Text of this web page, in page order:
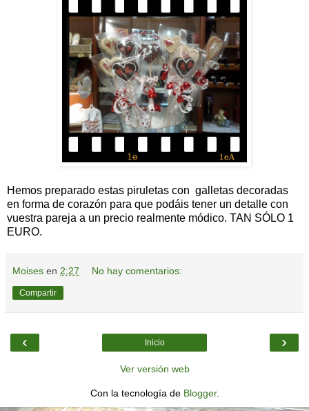
Hemos preparado estas piruletas con galletas decoradas
en forma de corazón para que podáis tener un detalle con
vuestra pareja a un precio realmente módico. TAN SÓLO 1
EURO.
Moises en 2:27 No hay comentarios:
Compartir
‹ ›
Inicio
Ver versión web
Con la tecnología de Blogger.